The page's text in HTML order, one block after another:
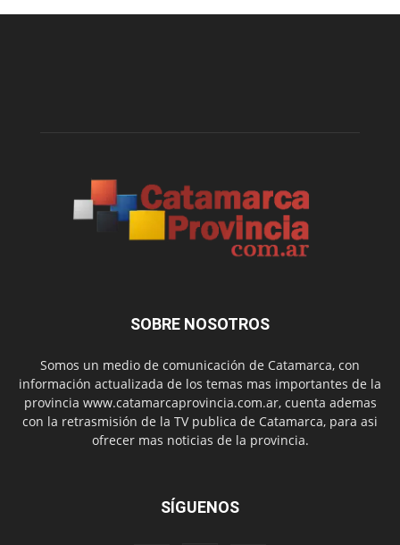
SOBRE NOSOTROS
Somos un medio de comunicación de Catamarca, con
información actualizada de los temas mas importantes de la
provincia www.catamarcaprovincia.com.ar, cuenta ademas
con la retrasmisión de la TV publica de Catamarca, para asi
ofrecer mas noticias de la provincia.
SÍGUENOS